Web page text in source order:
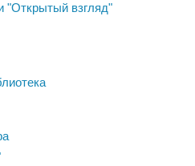
"Открытый взгляд"